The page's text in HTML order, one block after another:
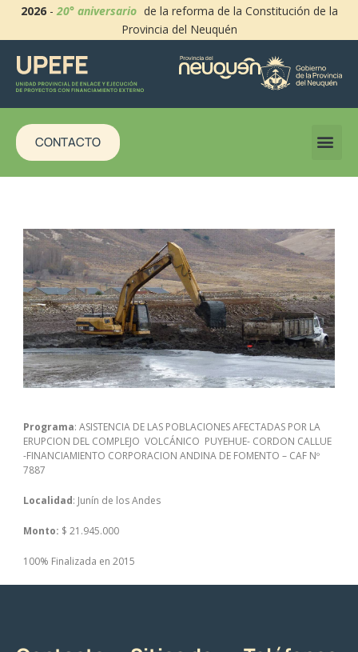
2026-20° aniversario de la reforma de la Constitución de la
Provincia del Neuquén
CONTACTO
Programa: ASISTENCIA DE LAS POBLACIONES AFECTADAS POR LA
ERUPCION DEL COMPLEJO VOLCÁNICO PUYEHUE- CORDON CALLUE
-FINANCIAMIENTO CORPORACION ANDINA DE FOMENTO – CAF Nº
7887
Localidad: Junín de los Andes
Monto: $ 21.945.000
100% Finalizada en 2015